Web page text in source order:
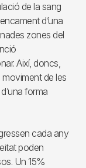
de la sang
d’una
zones del
Així, doncs,
moviment de les
forma
cada any
poden
Un 15%